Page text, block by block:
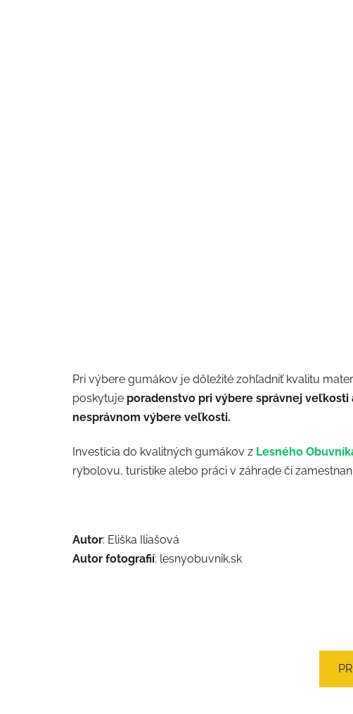
Pri výbere gumákov je dôležité zohľadniť kvalitu
poskytuje poradenstvo pri výbere správnej veľkosti
nesprávnom výbere veľkosti.
Investícia do kvalitných gumákov z Lesného
rybolovu, turistike alebo práci v záhrade či
Autor: Eliška Iliašová
Autor fotografií: lesnyobuvnik.sk